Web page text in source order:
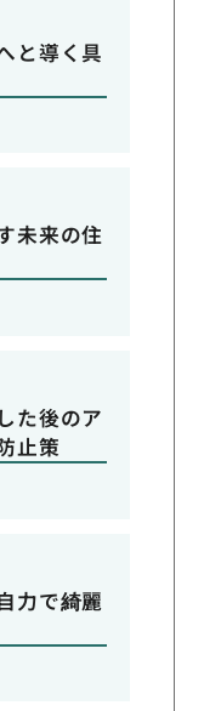
と導く具
未来の住
た後のア
止策
力で綺麗